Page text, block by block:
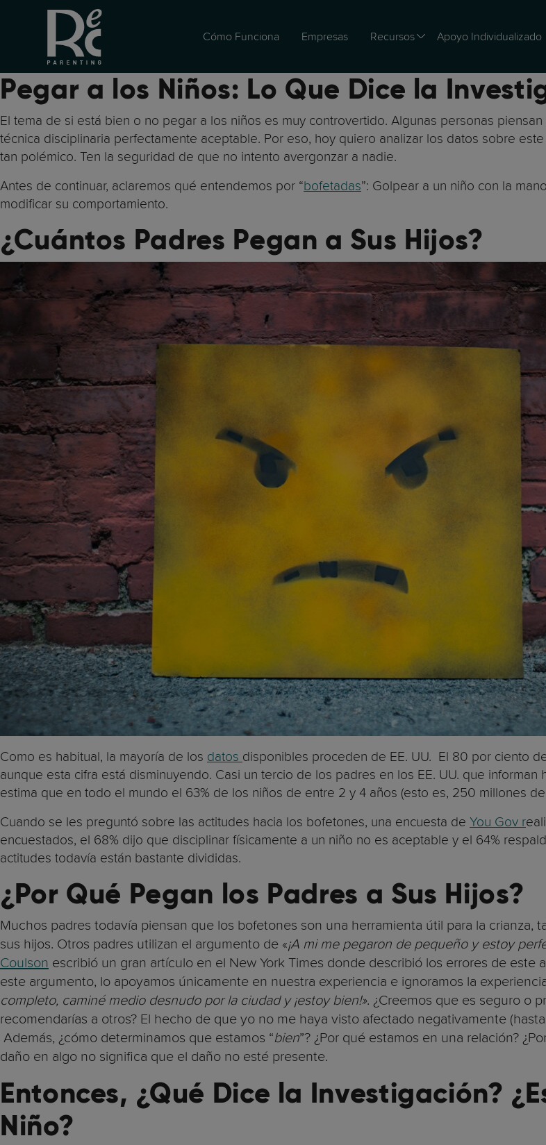
Cómo Funciona Empresas Recursos Apoyo Individualizado
Pegar a los Niños: Lo Que Dice la
El tema de si está bien o no pegar a los niños es muy controvertido. Algunas personas
técnica disciplinaria perfectamente aceptable. Por eso, hoy quiero analizar los datos sobre
tan polémico. Ten la seguridad de que no intento avergonzar a nadie.
Antes de continuar, aclaremos qué entendemos por “bofetadas”: Golpear a un niño con la
modificar su comportamiento.
¿Cuántos Padres Pegan a Sus Hijos?
Como es habitual, la mayoría de los datos disponibles proceden de EE. UU. El 80 por ciento
aunque esta cifra está disminuyendo. Casi un tercio de los padres en los EE. UU. que
estima que en todo el mundo el 63% de los niños de entre 2 y 4 años (esto es, 250 millones
Cuando se les preguntó sobre las actitudes hacia los bofetones, una encuesta de You Gov r
encuestados, el 68% dijo que disciplinar físicamente a un niño no es aceptable y el 64%
actitudes todavía están bastante divididas.
¿Por Qué Pegan los Padres a Sus Hijos?
Muchos padres todavía piensan que los bofetones son una herramienta útil para la crianza,
sus hijos. Otros padres utilizan el argumento de «¡A mi me pegaron de pequeño y estoy
Coulson escribió un gran artículo en el New York Times donde describió los errores de
este argumento, lo apoyamos únicamente en nuestra experiencia e ignoramos la
completo, caminé medio desnudo por la ciudad y ¡estoy bien!». ¿Creemos que es seguro o
recomendarías a otros? El hecho de que yo no me haya visto afectado negativamente
Además, ¿cómo determinamos que estamos “bien”? ¿Por qué estamos en una relación?
daño en algo no significa que el daño no esté presente.
Entonces, ¿Qué Dice la Investigación?
Niño?